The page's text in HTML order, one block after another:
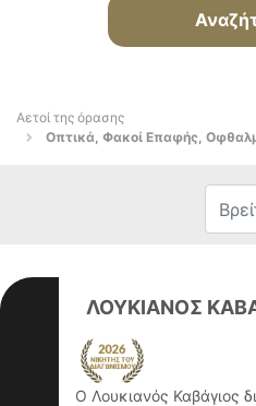
Αετοί της όρασης
Οπτικά, Φακοί Επαφής,
ΛΟΥΚΙΑΝΟΣ
Ο Λουκιανός Καβάγιος